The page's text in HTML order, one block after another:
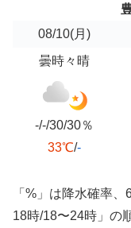
08/10(月)
曇時々晴
-/-/30/30％
33℃/-
「%」は降水確率
18時/18〜24時」の